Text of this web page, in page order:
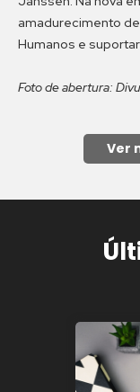
amadurecimento
Humanos e
Foto de abertura:
Ver